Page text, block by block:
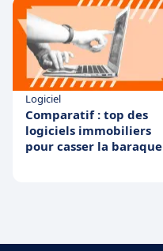
Logiciel
Comparatif : top des
logiciels immobiliers
pour casser la baraque